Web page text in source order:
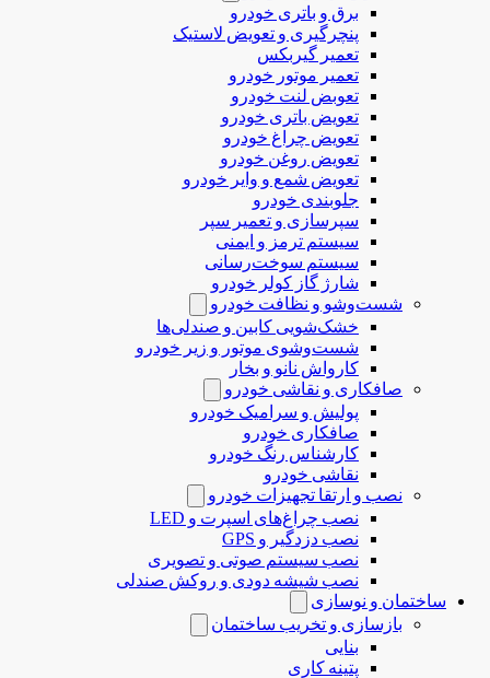
برق و باتری خودرو
پنچرگیری و تعویض لاستیک
تعمیر گیربکس
تعمیر موتور خودرو
تعوبض لنت خودرو
تعویض باتری خودرو
تعویض چراغ خودرو
تعویض روغن خودرو
تعویض شمع و وایر خودرو
جلوبندی خودرو
سپرسازی و تعمیر سپر
سیستم ترمز و ایمنی
سیستم سوخت‌رسانی
شارژ گاز کولر خودرو
شست‌وشو و نظافت خودرو
خشک‌شویی کابین و صندلی‌ها
شست‌وشوی موتور و زیر خودرو
کارواش نانو و بخار
صافکاری و نقاشی خودرو
پولیش و سرامیک خودرو
صافکاری خودرو
کارشناس رنگ خودرو
نقاشی خودرو
نصب و ارتقا تجهیزات خودرو
نصب چراغ‌های اسپرت و LED
نصب دزدگیر و GPS
نصب سیستم صوتی و تصویری
نصب شیشه دودی و روکش صندلی
ساختمان و نوسازی
بازسازی و تخریب ساختمان
بنایی
پتینه کاری